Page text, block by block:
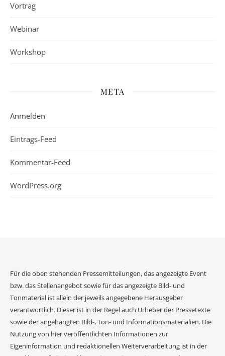
Vortrag
Webinar
Workshop
META
Anmelden
Eintrags-Feed
Kommentar-Feed
WordPress.org
Für die oben stehenden Pressemitteilungen, das angezeigte Event
bzw. das Stellenangebot sowie für das angezeigte Bild- und
Tonmaterial ist allein der jeweils angegebene Herausgeber
verantwortlich. Dieser ist in der Regel auch Urheber der Pressetexte
sowie der angehängten Bild-, Ton- und Informationsmaterialien. Die
Nutzung von hier veröffentlichten Informationen zur
Eigeninformation und redaktionellen Weiterverarbeitung ist in der